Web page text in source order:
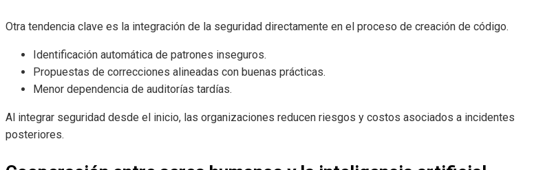
Otra tendencia clave es la integración de la seguridad directamente en el proceso de creación de código.
Identificación automática de patrones inseguros.
Propuestas de correcciones alineadas con buenas prácticas.
Menor dependencia de auditorías tardías.
Al integrar seguridad desde el inicio, las organizaciones reducen riesgos y costos asociados a incidentes
posteriores.